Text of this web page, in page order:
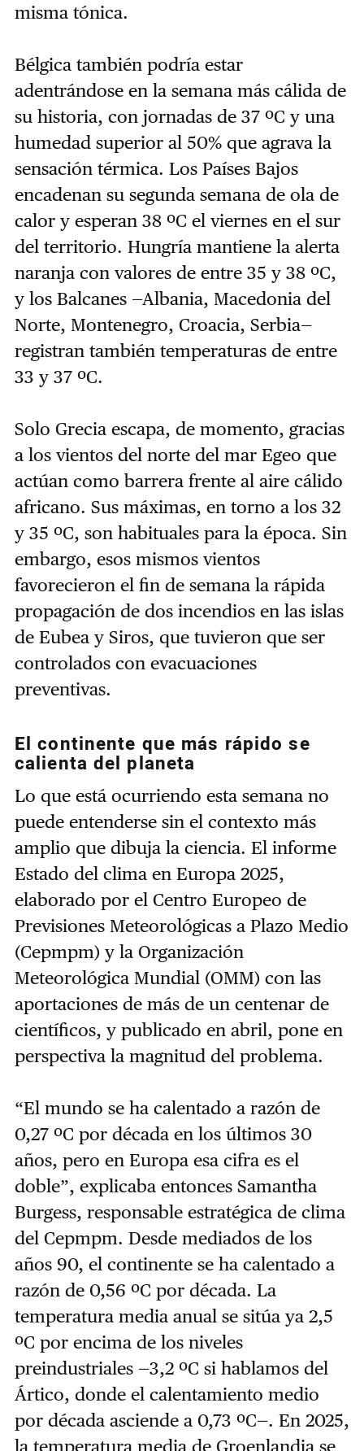
misma tónica.
Bélgica también podría estar
adentrándose en la semana más cálida de
su historia, con jornadas de 37 ºC y una
humedad superior al 50% que agrava la
sensación térmica. Los Países Bajos
encadenan su segunda semana de ola de
calor y esperan 38 ºC el viernes en el sur
del territorio. Hungría mantiene la alerta
naranja con valores de entre 35 y 38 ºC,
y los Balcanes —Albania, Macedonia del
Norte, Montenegro, Croacia, Serbia—
registran también temperaturas de entre
33 y 37 ºC.
Solo Grecia escapa, de momento, gracias
a los vientos del norte del mar Egeo que
actúan como barrera frente al aire cálido
africano. Sus máximas, en torno a los 32
y 35 ºC, son habituales para la época. Sin
embargo, esos mismos vientos
favorecieron el fin de semana la rápida
propagación de dos incendios en las islas
de Eubea y Siros, que tuvieron que ser
controlados con evacuaciones
preventivas.
El continente que más rápido se
calienta del planeta
Lo que está ocurriendo esta semana no
puede entenderse sin el contexto más
amplio que dibuja la ciencia. El informe
Estado del clima en Europa 2025,
elaborado por el Centro Europeo de
Previsiones Meteorológicas a Plazo Medio
(Cepmpm) y la Organización
Meteorológica Mundial (OMM) con las
aportaciones de más de un centenar de
científicos, y publicado en abril, pone en
perspectiva la magnitud del problema.
“El mundo se ha calentado a razón de
0,27 ºC por década en los últimos 30
años, pero en Europa esa cifra es el
doble”, explicaba entonces Samantha
Burgess, responsable estratégica de clima
del Cepmpm. Desde mediados de los
años 90, el continente se ha calentado a
razón de 0,56 ºC por década. La
temperatura media anual se sitúa ya 2,5
ºC por encima de los niveles
preindustriales —3,2 ºC si hablamos del
Ártico, donde el calentamiento medio
por década asciende a 0,73 ºC—. En 2025,
la temperatura media de Groenlandia se